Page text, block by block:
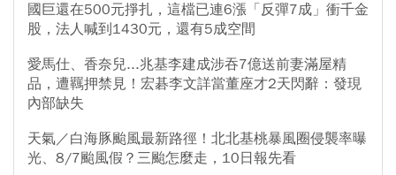
國巨還在500元掙扎，這檔已連6漲「反彈7成」衝千金
股，法人喊到1430元，還有5成空間
愛馬仕、香奈兒...兆基李建成涉吞7億送前妻滿屋精
品，遭羈押禁見！宏碁李文詳當董座才2天閃辭：發現
內部缺失
天氣／白海豚颱風最新路徑！北北基桃暴風圈侵襲率曝
光、8/7颱風假？三颱怎麼走，10日報先看